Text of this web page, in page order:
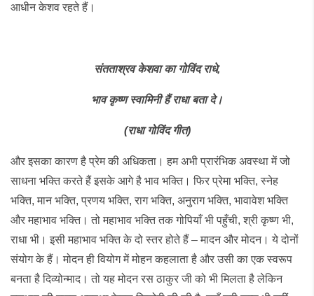
आधीन केशव रहते हैं।
संतताश्रव केशवा का गोविंद राधे,
भाव कृष्ण स्वामिनी हैं राधा बता दे।
(राधा गोविंद गीत)
और इसका कारण है प्रेम की अधिकता। हम अभी प्रारंभिक अवस्था में जो
साधना भक्ति करते हैं इसके आगे है भाव भक्ति। फिर प्रेमा भक्ति, स्नेह
भक्ति, मान भक्ति, प्रणय भक्ति, राग भक्ति, अनुराग भक्ति, भावावेश भक्ति
और महाभाव भक्ति। तो महाभाव भक्ति तक गोपियाँ भी पहुँची, श्री कृष्ण भी,
राधा भी। इसी महाभाव भक्ति के दो स्तर होते हैं – मादन और मोदन। ये दोनों
संयोग के हैं। मोदन ही वियोग में मोहन कहलाता है और उसी का एक स्वरूप
बनता है दिव्योन्माद। तो यह मोदन रस ठाकुर जी को भी मिलता है लेकिन